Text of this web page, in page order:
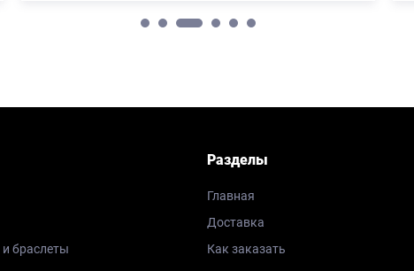
браслеты
Разделы
Главная
Доставка
Как заказать